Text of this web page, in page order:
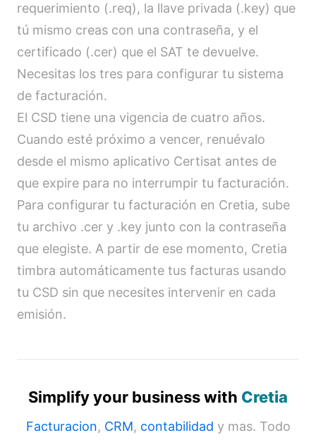
requerimiento (.req), la llave privada (.key) que
tú mismo creas con una contraseña, y el
certificado (.cer) que el SAT te devuelve.
Necesitas los tres para configurar tu sistema
de facturación.
El CSD tiene una vigencia de cuatro años.
Cuando esté próximo a vencer, renuévalo
desde el mismo aplicativo Certisat antes de
que expire para no interrumpir tu facturación.
Para configurar tu facturación en Cretia, sube
tu archivo .cer y .key junto con la contraseña
que elegiste. A partir de ese momento, Cretia
timbra automáticamente tus facturas usando
tu CSD sin que necesites intervenir en cada
emisión.
Simplify your business with Cretia
Facturacion, CRM, contabilidad y mas. Todo